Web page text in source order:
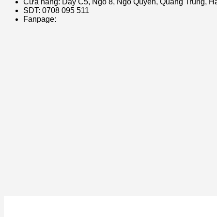
SDT: 0708 095 511
Fanpage: